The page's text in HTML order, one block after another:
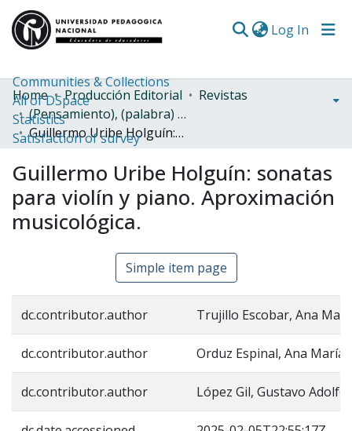
Log In
Communities & Collections
All of DSpace
Statistics
Satisfaction of survey
Home Producción Editorial
Revistas
(Pensamiento), (palabra) y obra
Guillermo Uribe Holguín: sonatas para violín y piano. Aproximación musicológica.
Guillermo Uribe Holguín: sonatas
para violín y piano. Aproximación
musicológica.
Simple item page
dc.contributor.author Trujillo Escobar, Ana
dc.contributor.author Orduz Espinal, Ana María
dc.contributor.author López Gil, Gustavo Adolfo